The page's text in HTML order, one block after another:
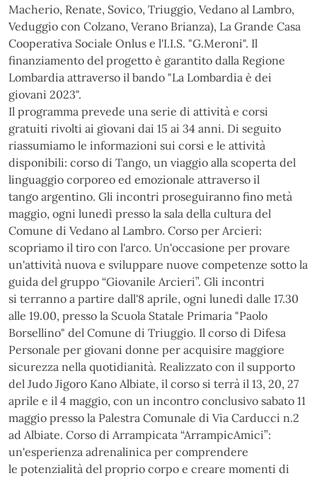
Macherio, Renate, Sovico, Triuggio, Vedano al Lambro,
Veduggio con Colzano, Verano Brianza), La Grande Casa
Cooperativa Sociale Onlus e l'I.I.S. "G.Meroni". Il
finanziamento del progetto è garantito dalla Regione
Lombardia attraverso il bando "La Lombardia è dei
giovani 2023".
Il programma prevede una serie di attività e corsi
gratuiti rivolti ai giovani dai 15 ai 34 anni. Di seguito
riassumiamo le informazioni sui corsi e le attività
disponibili: corso di Tango, un viaggio alla scoperta del
linguaggio corporeo ed emozionale attraverso il
tango argentino. Gli incontri proseguiranno fino metà
maggio, ogni lunedì presso la sala della cultura del
Comune di Vedano al Lambro. Corso per Arcieri:
scopriamo il tiro con l'arco. Un'occasione per provare
un'attività nuova e sviluppare nuove competenze sotto la
guida del gruppo “Giovanile Arcieri”. Gli incontri
si terranno a partire dall'8 aprile, ogni lunedì dalle 17.30
alle 19.00, presso la Scuola Statale Primaria "Paolo
Borsellino" del Comune di Triuggio. Il corso di Difesa
Personale per giovani donne per acquisire maggiore
sicurezza nella quotidianità. Realizzato con il supporto
del Judo Jigoro Kano Albiate, il corso si terrà il 13, 20, 27
aprile e il 4 maggio, con un incontro conclusivo sabato 11
maggio presso la Palestra Comunale di Via Carducci n.2
ad Albiate. Corso di Arrampicata “ArrampicAmici”:
un'esperienza adrenalinica per comprendere
le potenzialità del proprio corpo e creare momenti di